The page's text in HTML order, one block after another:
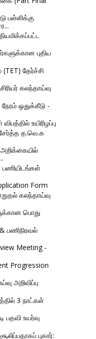
பள்ளிக்கு
புதிய
(TET) தேர்ச்சி
கலந்தாய்வு
நேரம் ஒதுக்கீடு -
உயிரிழப்பு
த.வெ.க
பணியிடங்கள்
Form
கலந்தாய்வு
பொது
பணிநிரவல்
Meeting -
Progression
அறிவிப்பு
3 நாட்கள்
உயர்வு
புகார்: